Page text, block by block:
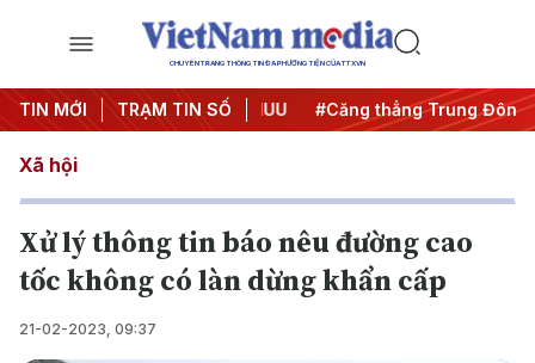
CHUYÊN TRANG THÔNG TIN ĐA PHƯƠNG TIỆN CỦA TTXVN
TIN MỚI TRẠM TIN SỐ
đêm #Chống khai thác IUU #Căng thẳng Trung Đông
Xã hội
Xử lý thông tin báo nêu đường cao
tốc không có làn dừng khẩn cấp
21-02-2023, 09:37